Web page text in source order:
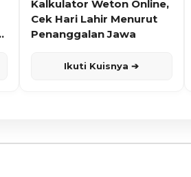
Kalkulator Weton Online,
Cek Hari Lahir Menurut
Penanggalan Jawa
Ikuti Kuisnya ➔